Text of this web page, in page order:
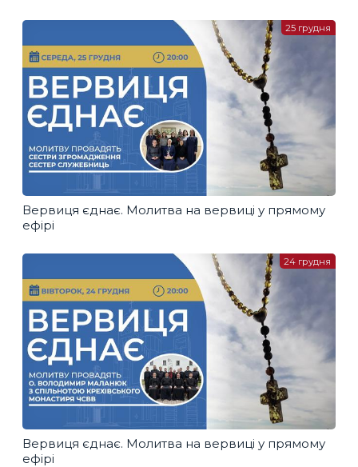
Вервиця єднає. Молитва на вервиці у прямому
ефірі
25 грудня
Вервиця єднає. Молитва на вервиці у прямому
ефірі
24 грудня